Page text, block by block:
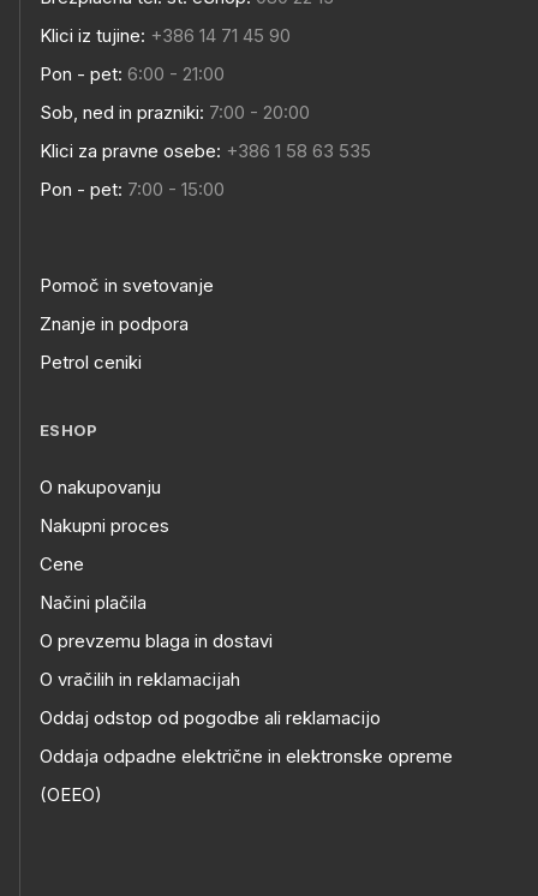
Klici iz tujine: +386 14 71 45 90
Pon - pet: 6:00 - 21:00
Sob, ned in prazniki: 7:00 - 20:00
Klici za pravne osebe: +386 1 58 63 535
Pon - pet: 7:00 - 15:00
Pomoč in svetovanje
Znanje in podpora
Petrol ceniki
ESHOP
O nakupovanju
Nakupni proces
Cene
Načini plačila
O prevzemu blaga in dostavi
O vračilih in reklamacijah
Oddaj odstop od pogodbe ali reklamacijo
Oddaja odpadne električne in elektronske opreme
(OEEO)